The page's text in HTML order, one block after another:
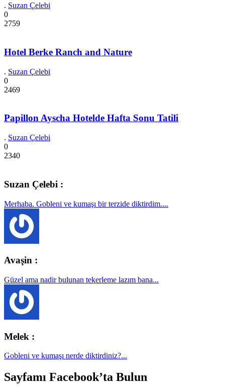
. Suzan Çelebi
0
2759
Hotel Berke Ranch and Nature
. Suzan Çelebi
0
2469
Papillon Ayscha Hotelde Hafta Sonu Tatili
. Suzan Çelebi
0
2340
Suzan Çelebi :
Merhaba. Gobleni ve kumaşı bir terzide diktirdim....
Avaşin :
Güzel ama nadir bulunan tekerleme lazım bana...
Melek :
Gobleni ve kumaşı nerde diktirdiniz?...
Sayfamı Facebook’ta Bulun